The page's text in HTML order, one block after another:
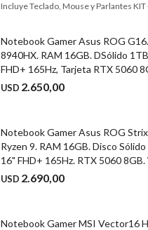
Incluye Teclado, Mouse y Parlantes KIT
Notebook Gamer Asus ROG
8940HX. RAM 16GB. DSólido
FHD+ 165Hz, Tarjeta RTX 5060
USD 2.650,00
Notebook Gamer Asus ROG
Ryzen 9. RAM 16GB. Disco
16" FHD+ 165Hz. RTX 5060 8GB.
USD 2.690,00
Notebook Gamer MSI Vector16